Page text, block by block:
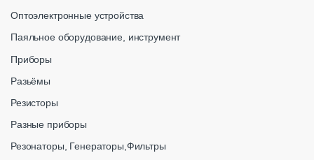
Оптоэлектронные устройства
Паяльное оборудование, инструмент
Приборы
Разьёмы
Резисторы
Разные приборы
Резонаторы, Генераторы,Фильтры